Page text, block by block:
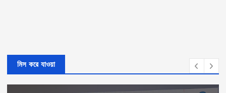
মিস করে যাওয়া